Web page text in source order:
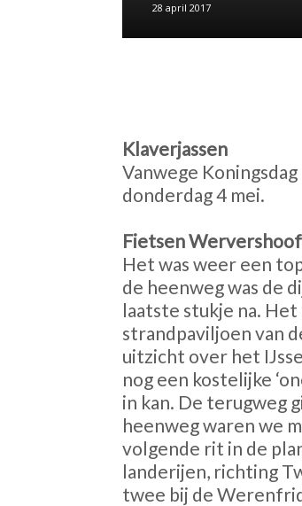
28 april 2017
Klaverjassen
Vanwege
donderdag 4 mei.
Fietsen Wervershoof
Het was weer een
de heenweg was de
laatste stukje na.
strandpaviljoen van
uitzicht over het
nog een kostelijke
in kan. De terugweg
heenweg waren we
volgende rit in de
landerijen, richting
twee bij de